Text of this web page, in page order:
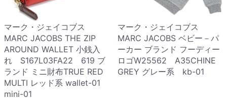
マーク・ジェイコブス
MARC JACOBS THE ZIP
AROUND WALLET 小銭入
れ S167L03FA22 619 ブ
ランド ミニ財布TRUE RED
MULTI レッド系 wallet-01
mini-01
マーク・ジェイコブス
MARC JACOBS ベビー－パ
ーカー ブランド フーディー
ロゴW25562 A35CHINE
GREY グレー系 kb-01